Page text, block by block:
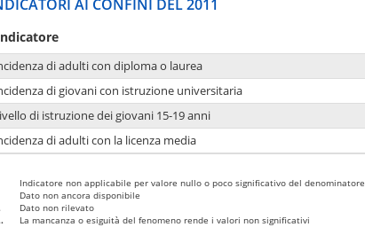
AI CONFINI DEL 2011
di adulti con diploma o laurea
di giovani con istruzione universitaria
di istruzione dei giovani 15-19 anni
di adulti con la licenza media
Indicatore non applicabile per valore nullo o poco significativo del denominatore
Dato non ancora disponibile
Dato non rilevato
La mancanza o esiguità del fenomeno rende i valori non significativi